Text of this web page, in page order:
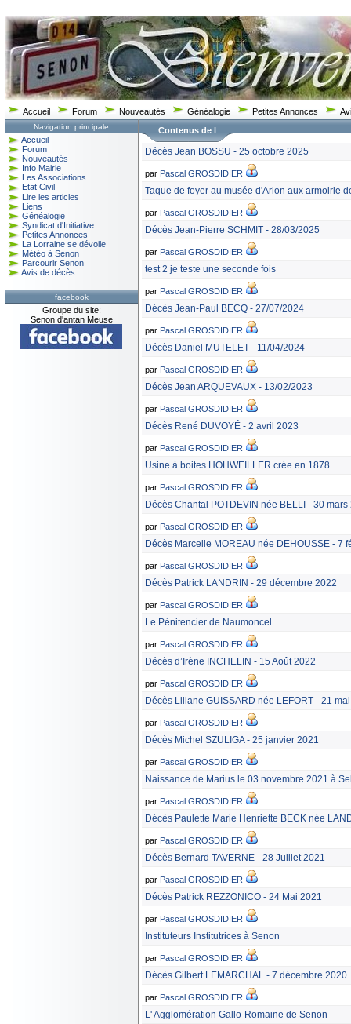
Accueil Forum Nouveautés Généalogie Petites Annonces
Navigation principale
Accueil
Forum
Nouveautés
Info Mairie
Les Associations
Etat Civil
Lire les articles
Liens
Généalogie
Syndicat d'Initiative
Petites Annonces
La Lorraine se dévoile
Météo à Senon
Parcourir Senon
Avis de décès
facebook
Groupe du site:
Senon d'antan Meuse
Contenus de l
Décès Jean BOSSU - 25 octobre 2025
par Pascal GROSDIDIER
Taque de foyer au musée d'Arlon aux armoirie
par Pascal GROSDIDIER
Décès Jean-Pierre SCHMIT - 28/03/2025
par Pascal GROSDIDIER
test 2 je teste une seconde fois
par Pascal GROSDIDIER
Décès Jean-Paul BECQ - 27/07/2024
par Pascal GROSDIDIER
Décès Daniel MUTELET - 11/04/2024
par Pascal GROSDIDIER
Décès Jean ARQUEVAUX - 13/02/2023
par Pascal GROSDIDIER
Décès René DUVOYÉ - 2 avril 2023
par Pascal GROSDIDIER
Usine à boites HOHWEILLER crée en 1878.
par Pascal GROSDIDIER
Décès Chantal POTDEVIN née BELLI - 30 mars
par Pascal GROSDIDIER
Décès Marcelle MOREAU née DEHOUSSE - 7
par Pascal GROSDIDIER
Décès Patrick LANDRIN - 29 décembre 2022
par Pascal GROSDIDIER
Le Pénitencier de Naumoncel
par Pascal GROSDIDIER
Décès d’Irène INCHELIN - 15 Août 2022
par Pascal GROSDIDIER
Décès Liliane GUISSARD née LEFORT - 21
par Pascal GROSDIDIER
Décès Michel SZULIGA - 25 janvier 2021
par Pascal GROSDIDIER
Naissance de Marius le 03 novembre 2021 à
par Pascal GROSDIDIER
Décès Paulette Marie Henriette BECK née
par Pascal GROSDIDIER
Décès Bernard TAVERNE - 28 Juillet 2021
par Pascal GROSDIDIER
Décès Patrick REZZONICO - 24 Mai 2021
par Pascal GROSDIDIER
Instituteurs Institutrices à Senon
par Pascal GROSDIDIER
Décès Gilbert LEMARCHAL - 7 décembre 2020
par Pascal GROSDIDIER
L' Agglomération Gallo-Romaine de Senon